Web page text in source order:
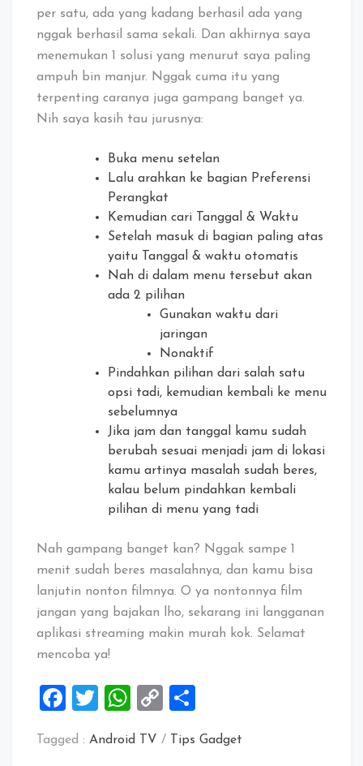
per satu, ada yang kadang berhasil ada yang
nggak berhasil sama sekali. Dan akhirnya saya
menemukan 1 solusi yang menurut saya paling
ampuh bin manjur. Nggak cuma itu yang
terpenting caranya juga gampang banget ya.
Nih saya kasih tau jurusnya:
Buka menu setelan
Lalu arahkan ke bagian Preferensi
Perangkat
Kemudian cari Tanggal & Waktu
Setelah masuk di bagian paling atas
yaitu Tanggal & waktu otomatis
Nah di dalam menu tersebut akan
ada 2 pilihan
Gunakan waktu dari
jaringan
Nonaktif
Pindahkan pilihan dari salah satu
opsi tadi, kemudian kembali ke menu
sebelumnya
Jika jam dan tanggal kamu sudah
berubah sesuai menjadi jam di lokasi
kamu artinya masalah sudah beres,
kalau belum pindahkan kembali
pilihan di menu yang tadi
Nah gampang banget kan? Nggak sampe 1
menit sudah beres masalahnya, dan kamu bisa
lanjutin nonton filmnya. O ya nontonnya film
jangan yang bajakan lho, sekarang ini langganan
aplikasi streaming makin murah kok. Selamat
mencoba ya!
Facebook
TwitterWhatsApp
Copy
Tagged : Android TV / Tips Gadget